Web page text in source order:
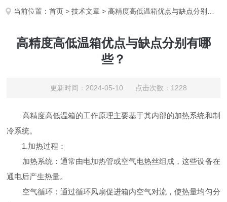
当前位置：首页 >技术文章 > 高精度高低温箱优点与缺点分别有哪些？
高精度高低温箱优点与缺点分别有哪
些？
更新时间：2024-05-10 点击次数：1228
高精度高低温箱的工作原理主要基于其内部的加热系统和制
冷系统。
1.加热过程：
加热系统：通常由电加热管或空气电热丝组成，这些设备在
通电后产生热量。
空气循环：通过循环风扇促进箱内空气对流，使热量均匀分